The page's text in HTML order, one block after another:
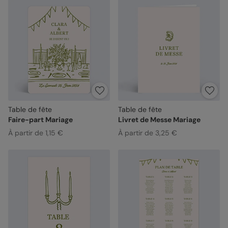
Table de fête
Faire-part Mariage
À partir de 1,15 €
Table de fête
Livret de Messe Mariage
À partir de 3,25 €